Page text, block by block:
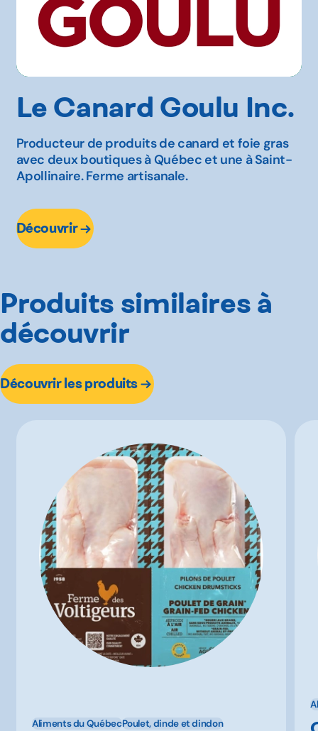
Le Canard Goulu Inc.
Producteur de produits de canard et foie gras
avec deux boutiques à Québec et une à Saint-
Apollinaire. Ferme artisanale.
Découvrir
Produits similaires à
découvrir
Découvrir les produits
Aliments du QuébecPoulet, dinde et dindon